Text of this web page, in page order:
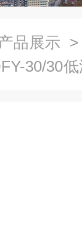
品展示
30/30